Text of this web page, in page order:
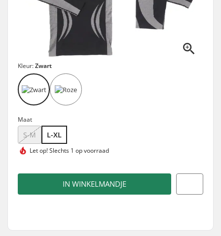
Kleur:Zwart
Maat
S-M L-XL
Let op!Slechts 1 op voorraad
IN WINKELMANDJE